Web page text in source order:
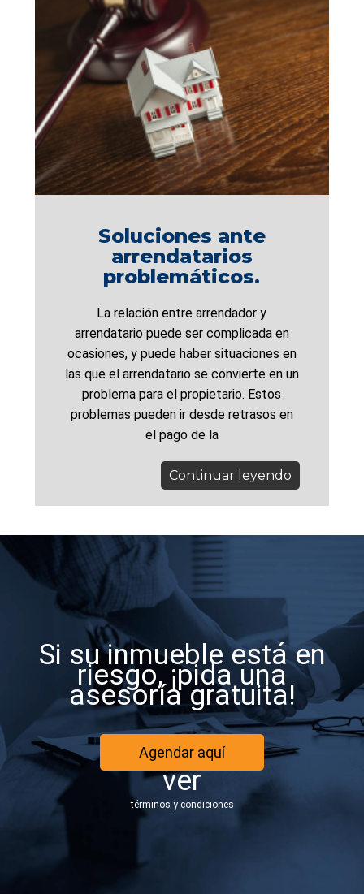
Soluciones ante
arrendatarios
problemáticos.
La relación entre arrendador y
arrendatario puede ser complicada en
ocasiones, y puede haber situaciones en
las que el arrendatario se convierte en un
problema para el propietario. Estos
problemas pueden ir desde retrasos en
el pago de la
Continuar leyendo
Si su inmueble está en
riesgo, ¡pida una
asesoría gratuita!
Agendar aquí
ver
términos y condiciones